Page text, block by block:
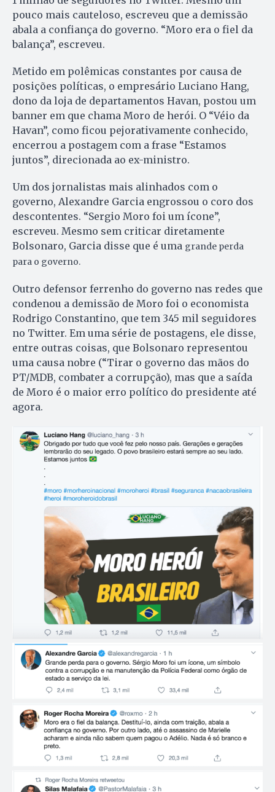
pouco mais cauteloso, escreveu que a demissão
abala a confiança do governo. “Moro era o fiel da
balança”, escreveu.
Metido em polêmicas constantes por causa de
posições políticas, o empresário Luciano Hang,
dono da loja de departamentos Havan, postou um
banner em que chama Moro de herói. O “Véio da
Havan”, como ficou pejorativamente conhecido,
encerrou a postagem com a frase “Estamos
juntos”, direcionada ao ex-ministro.
Um dos jornalistas mais alinhados com o
governo, Alexandre Garcia engrossou o coro dos
descontentes. “Sergio Moro foi um ícone”,
escreveu. Mesmo sem criticar diretamente
Bolsonaro, Garcia disse que é uma grande perda
para o governo.
Outro defensor ferrenho do governo nas redes que
condenou a demissão de Moro foi o economista
Rodrigo Constantino, que tem 345 mil seguidores
no Twitter. Em uma série de postagens, ele disse,
entre outras coisas, que Bolsonaro representou
uma causa nobre (“Tirar o governo das mãos do
PT/MDB, combater a corrupção), mas que a saída
de Moro é o maior erro político do presidente até
agora.